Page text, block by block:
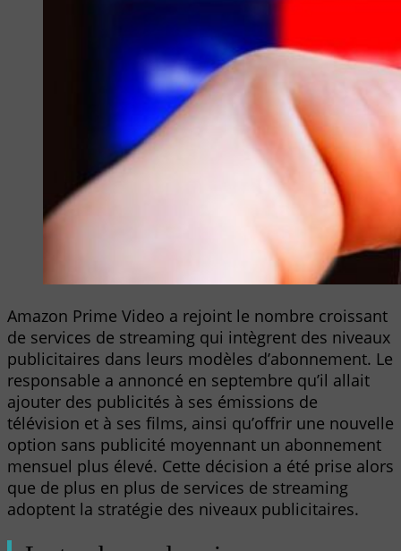
Amazon Prime Video a rejoint le nombre croissant
de services de streaming qui intègrent des niveaux
publicitaires dans leurs modèles d’abonnement. Le
responsable a annoncé en septembre qu’il allait
ajouter des publicités à ses émissions de
télévision et à ses films, ainsi qu’offrir une nouvelle
option sans publicité moyennant un abonnement
mensuel plus élevé. Cette décision a été prise alors
que de plus en plus de services de streaming
adoptent la stratégie des niveaux publicitaires.